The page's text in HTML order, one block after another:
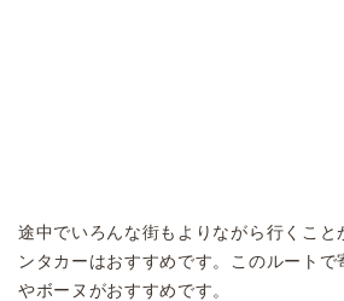
途中でいろんな街もよりながら行くこと
ンタカーはおすすめです。このルートで
やボーヌがおすすめです。